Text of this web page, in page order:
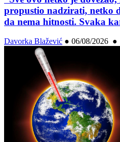
propustio nadzirati, netko
da nema hitnosti. Svaka
Davorka Blažević ● 06/08/2026 ●